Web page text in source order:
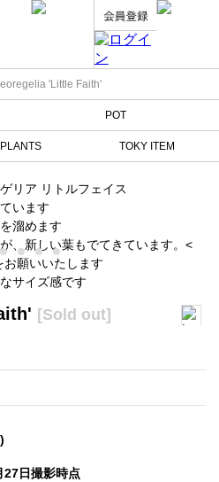
'Little Faith'
POT
PLANTS TOKY ITEM
[Sold out]
日撮影時点